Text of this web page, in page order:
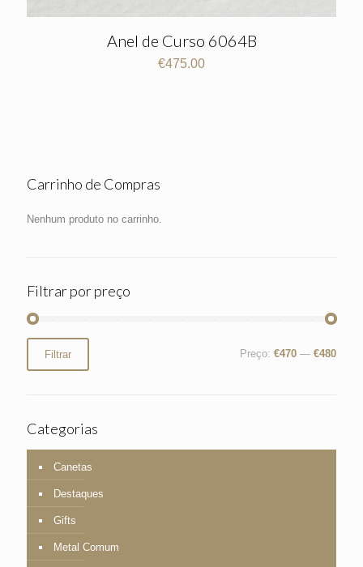
Anel de Curso 6064B
€475.00
Carrinho de Compras
Nenhum produto no carrinho.
Filtrar por preço
mínimo
máximo
Filtrar Preço: €470 — €480
Categorias
Canetas
Destaques
Gifts
Metal Comum